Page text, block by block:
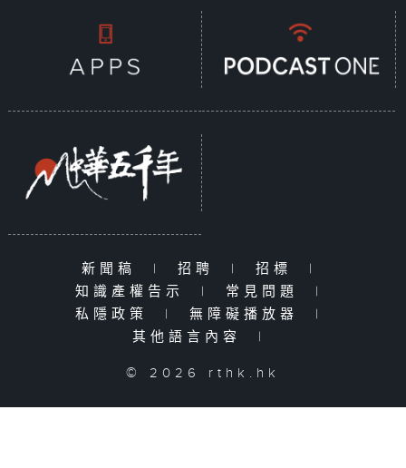
新聞稿 | 招聘 | 招標
|
知識產權告示
| 常見問題
|
私隱政策
| 無障礙播放器
|
其他語言內容
|
© 2026 rthk.hk